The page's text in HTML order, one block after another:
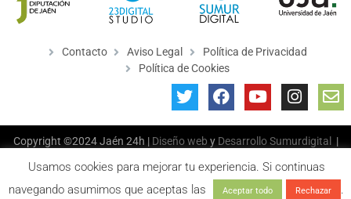
Contacto Aviso Legal
Política de Privacidad
Política de Cookies
Copyright ©2024 Jaén 24h | Diseño web y Desarrollo Sumurdigital
|
Usamos cookies para mejorar tu experiencia. Si continuas
navegando asumimos que aceptas las
Aceptar todo Rechazar .